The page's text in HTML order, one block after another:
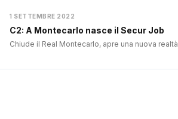
1 SETTEMBRE 2022
C2: A Montecarlo nasce il Secur Job
Chiude il Real Montecarlo, apre una nuova realtà